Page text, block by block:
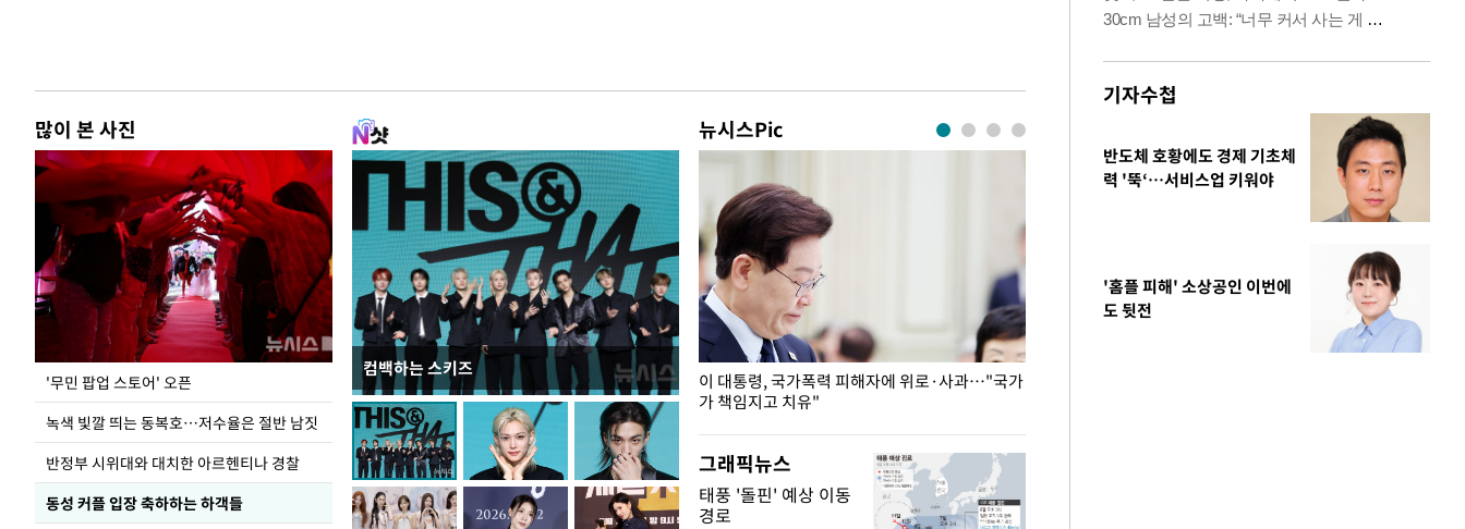
많이 본 사진
'무민 팝업 스토어' 오픈
녹색 빛깔 띄는 동복호…저수율은 절반 남짓
반정부 시위대와 대치한 아르헨티나 경찰
동성 커플 입장 축하하는 하객들
컴백하는 스키즈
뉴시스Pic
지석천 뒤덮은 개구리밥
이 대통령, 국가폭력 피해자에 위로·사과…"국가
가 책임지고 치유"
그래픽뉴스
태풍 '돌핀' 예상 이동
경로
기자수첩
반도체 호황에도 경제 기초체
력 '뚝‘…서비스업 키워야
'홈플 피해' 소상공인 이번에
도 뒷전